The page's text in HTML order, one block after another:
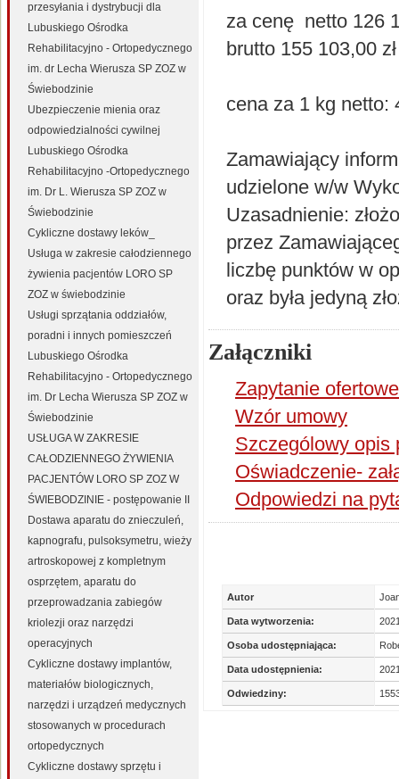
za cenę netto 126
brutto 155 103,00 zł
cena za 1 kg
Zamawiający
udzielone w/w
Uzasadnienie:
przez
liczbę punktów w
oraz była jedyną
Załączniki
Zapytanie ofertowe
Wzór umowy
Szczególowy opis
Oświadczenie-
Odpowiedzi na
Autor
Data wytworzenia:
Osoba udostępniająca:
Data udostępnienia:
Odwiedziny:
przesyłania i dystrybucji dla
Lubuskiego Ośrodka
Rehabilitacyjno - Ortopedycznego
im. dr Lecha Wierusza SP ZOZ w
Świebodzinie
Ubezpieczenie mienia oraz
odpowiedzialności cywilnej
Lubuskiego Ośrodka
Rehabilitacyjno -Ortopedycznego
im. Dr L. Wierusza SP ZOZ w
Świebodzinie
Cykliczne dostawy leków_
Usługa w zakresie całodziennego
żywienia pacjentów LORO SP
ZOZ w świebodzinie
Usługi sprzątania oddziałów,
poradni i innych pomieszczeń
Lubuskiego Ośrodka
Rehabilitacyjno - Ortopedycznego
im. Dr Lecha Wierusza SP ZOZ w
Świebodzinie
USŁUGA W ZAKRESIE
CAŁODZIENNEGO ŻYWIENIA
PACJENTÓW LORO SP ZOZ W
ŚWIEBODZINIE - postępowanie II
Dostawa aparatu do znieczuleń,
kapnografu, pulsoksymetru, wieży
artroskopowej z kompletnym
osprzętem, aparatu do
przeprowadzania zabiegów
kriolezji oraz narzędzi
operacyjnych
Cykliczne dostawy implantów,
materiałów biologicznych,
narzędzi i urządzeń medycznych
stosowanych w procedurach
ortopedycznych
Cykliczne dostawy sprzętu i